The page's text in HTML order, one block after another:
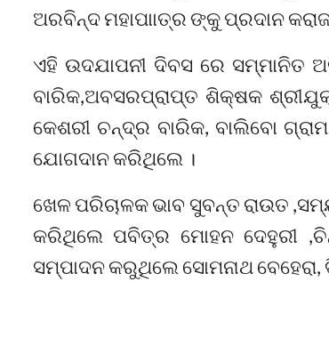
ଅରବିନ୍ଦ ମହାପାାତ୍ର ଙ୍କୁ ପ୍ରଦାନ
ଏହି ଉଦଯାପନୀ ଦିବସ ରେ ସମ୍ମାନିତ
ବାରିକ,ଅବସରପ୍ରାପ୍ତ ଶିକ୍ଷକ
କେଶରୀ ଚନ୍ଦ୍ର ବାରିକ, ବାଲିବୋ
ଯୋଗଦାନ କରିଥିଲେ ।
ଖେଳ ପରିଚାଳକ ଭାବ ସୁବନ୍ତ ରାଉତ
କରିଥିଲେ ପବିତ୍ର ମୋହନ ଦେହୁରୀ
ସମ୍ପାଦନ କରୁଥିଲେ ସୋମନାଥ ବେହେରା,